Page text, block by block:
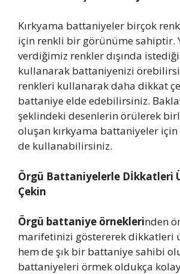
Kırkyama battaniyeler birçok
için renkli bir görünüme sahiptir.
verdiğimiz renkler dışında
kullanarak battaniyenizi
renkleri kullanarak daha dikkat
battaniye elde edebilirsiniz.
şeklindeki desenlerin örülerek
oluşan kırkyama battaniyeler
de kullanabilirsiniz.
Örgü Battaniyelerle Dİkkatleri
Çekin
Örgü battaniye örneklerinden
marifetinizi göstererek dikkatleri
hem de şık bir battaniye sahibi
battaniyeleri örmek oldukça